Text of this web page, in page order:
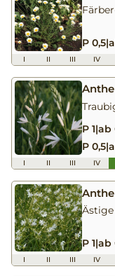
P 0,5|
I II III IV
P 1|ab
P 0,5|
I II III IV
Ästige
P 1|ab
I II III IV